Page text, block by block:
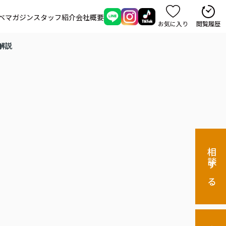
マガジンスタッフ紹介会社概要
お気に入り 閲覧履歴
相談する
説